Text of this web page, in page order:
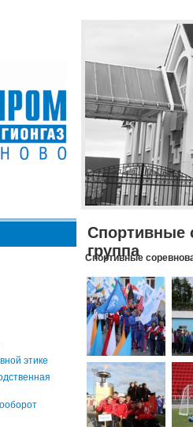
этике
Спортивные
группа
Спортивные